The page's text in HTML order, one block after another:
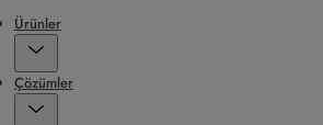
Ürünler
Çözümler